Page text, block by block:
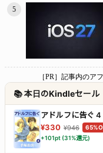
5
［PR］記事内のア
📚 本日のKindleセール
アドルフに告ぐ 4
¥330 ¥946
+101pt (31%還元)